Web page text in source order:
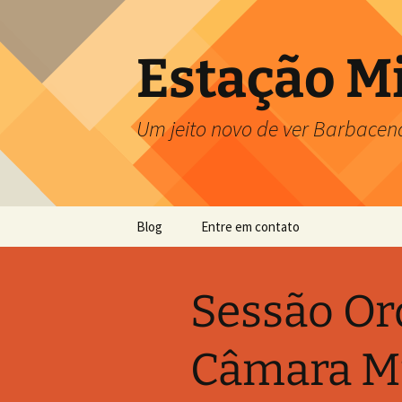
o
conteúdo
Estação
Um jeito novo de ver
Blog Entre em contato
Sessão
Câmara